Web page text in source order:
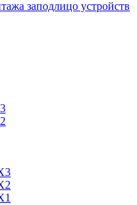
заподлицо устройств